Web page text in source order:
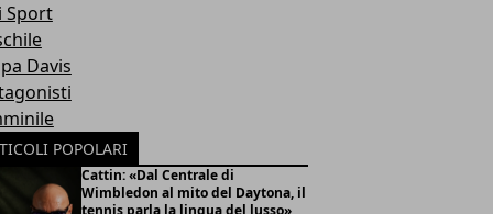
Sport
Davis
POPOLARI
Cattin: «Dal Centrale di
Wimbledon al mito del Daytona, il
tennis parla la lingua del lusso»